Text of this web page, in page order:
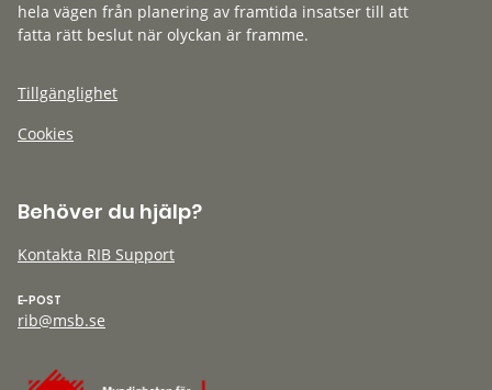
hela vägen från planering av framtida insatser till att
fatta rätt beslut när olyckan är framme.
Tillgänglighet
Cookies
Behöver du hjälp?
Kontakta RIB Support
E-POST
rib@msb.se